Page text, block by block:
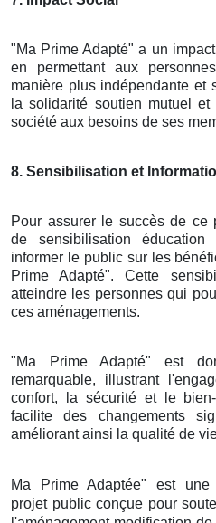
"Ma Prime Adapté" a un
en permettant aux
manière plus indépendante et
la solidarité soutien mutuel
société aux besoins de ses
8. Sensibilisation et
Pour assurer le succès de ce
de sensibilisation
informer le public sur les
Prime Adapté". Cette
atteindre les personnes qui
ces aménagements.
"Ma Prime Adapté" est
remarquable, illustrant
confort, la sécurité et le
facilite des changements
améliorant ainsi la qualité de
Ma Prime Adaptée" est une
projet public conçue pour